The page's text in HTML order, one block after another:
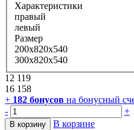
Характеристики
правый
левый
Размер
200x820x540
300x820x540
12 119
16 158
+ 182 бонусов на бонусный
-
+
В корзину
В корзине